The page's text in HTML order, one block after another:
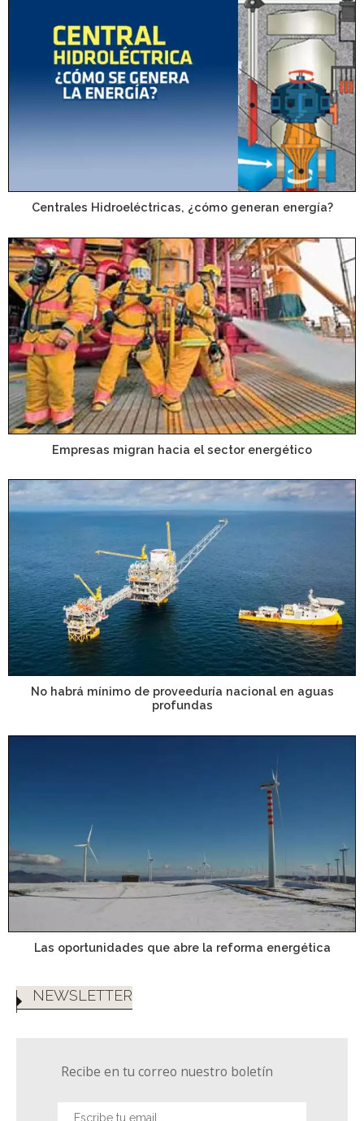
Centrales Hidroeléctricas, ¿cómo generan energía?
Empresas migran hacia el sector energético
No habrá mínimo de proveeduría nacional en aguas
profundas
Las oportunidades que abre la reforma energética
NEWSLETTER
Recibe en tu correo nuestro boletín